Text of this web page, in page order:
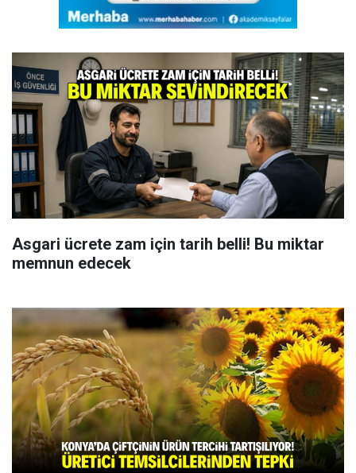
Asgari ücrete zam için tarih belli! Bu miktar
memnun edecek